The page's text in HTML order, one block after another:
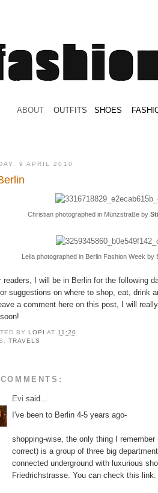
ABOUT OUTFITS SHOES
9 APRIL 2010
Christian photographed in Münzstraße by
Leila photographed in Berlin Fashion Week by
readers, I will be in Berlin for the following
suggestions on where to shop, eat, drink
a comment here on this post, I will
BY LOPIAT11:20
TRAVELS
Εvi said...
I've been to Berlin 4-5 years ago-
shopping-wise, the only thing I remember
correct) is a group of three big
connected underground with luxurious
Friedrichstrasse. You can check this link: